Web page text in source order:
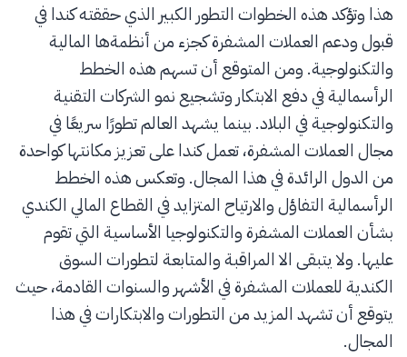
هذا وتؤكد هذه الخطوات التطور الكبير الذي حققته كندا في
قبول ودعم العملات المشفرة كجزء من أنظمةها المالية
والتكنولوجية. ومن المتوقع أن تسهم هذه الخطط
الرأسمالية في دفع الابتكار وتشجيع نمو الشركات التقنية
والتكنولوجية في البلاد. بينما يشهد العالم تطورًا سريعًا في
مجال العملات المشفرة، تعمل كندا على تعزيز مكانتها كواحدة
من الدول الرائدة في هذا المجال. وتعكس هذه الخطط
الرأسمالية التفاؤل والارتياح المتزايد في القطاع المالي الكندي
بشأن العملات المشفرة والتكنولوجيا الأساسية التي تقوم
عليها. ولا يتبقى الا المراقبة والمتابعة لتطورات السوق
الكندية للعملات المشفرة في الأشهر والسنوات القادمة، حيث
يتوقع أن تشهد المزيد من التطورات والابتكارات في هذا
المجال.